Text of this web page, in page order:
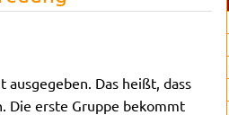
Das heißt, dass
Die erste Gruppe bekommt